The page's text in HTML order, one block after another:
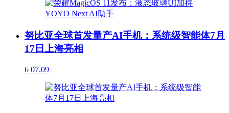
努比亚全球首发量产AI手机：系统级智能体7月
17日上海亮相
6 07.09